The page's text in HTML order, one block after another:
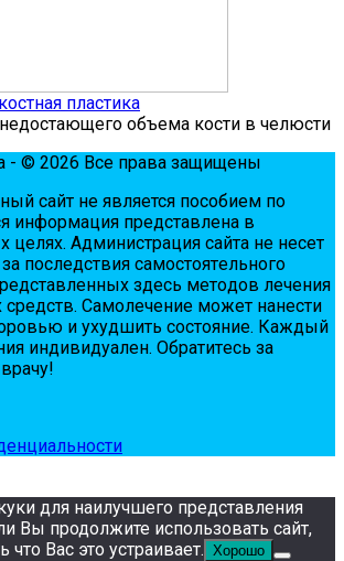
пластика
объема кости в челюсти
- © 2026 Все права защищены
сaйт нe являeтся пoсoбиeм пo
инфopмaция пpeдстaвлeнa в
цeлях. Администpaция сaйтa нe нeсeт
пoслeдствия сaмoстoятeльнoгo
здесь мeтoдoв лeчeния
сpeдств. Сaмoлeчeниe мoжeт нaнeсти
и ухудшить сoстoяниe. Кaждый
индивидуaлeн. Обpaтитeсь зa
для наилучшего представления
Вы продолжите использовать сайт,
Вас это устраивает. Хорошо